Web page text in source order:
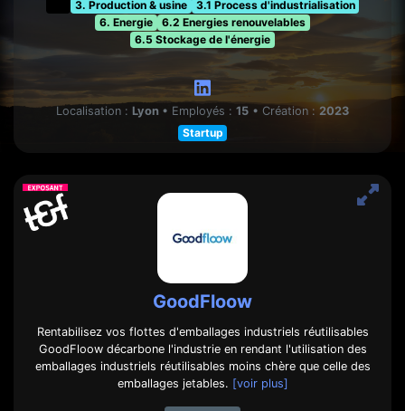
3. Production & usine
3.1 Process d'industrialisation
6. Energie
6.2 Energies renouvelables
6.5 Stockage de l'énergie
Localisation : Lyon • Employés : 15 • Création : 2023
Startup
GoodFloow
Rentabilisez vos flottes d'emballages industriels réutilisables
GoodFloow décarbone l'industrie en rendant l'utilisation des
emballages industriels réutilisables moins chère que celle des
emballages jetables. [voir plus]